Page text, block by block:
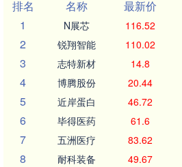
排名
名称 最新价
1
N展芯 116.52
2 锐翔智能 110.02
3 志特新材 14.8
4 博腾股份 20.44
5 近岸蛋白 46.72
6 毕得医药 61.6
7 五洲医疗 83.62
8 耐科装备 49.67